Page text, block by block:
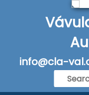
info@cla-